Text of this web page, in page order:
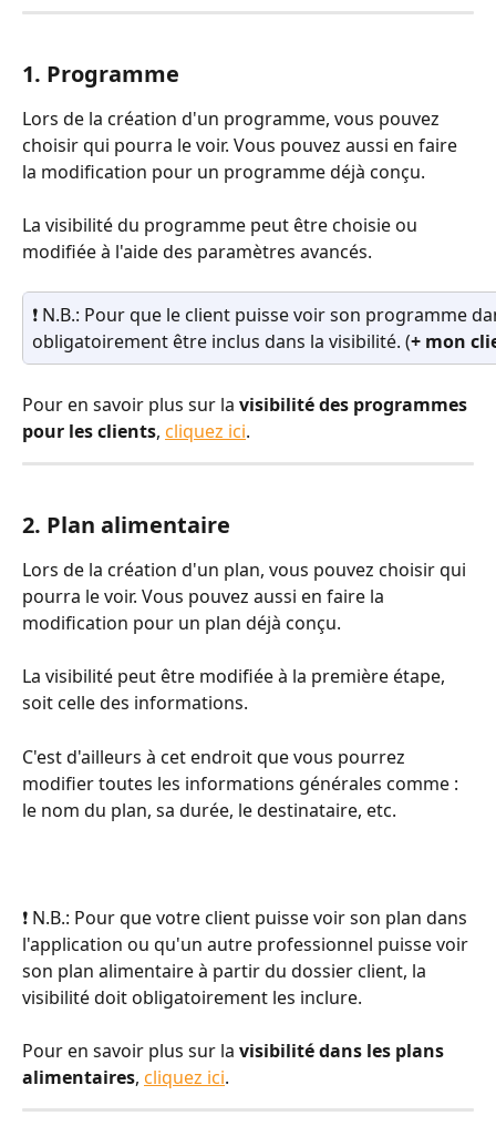
1. Programme
Lors de la création d'un programme, vous pouvez
choisir qui pourra le voir. Vous pouvez aussi en faire
la modification pour un programme déjà conçu.
La visibilité du programme peut être choisie ou
modifiée à l'aide des paramètres avancés.
❗ N.B.: Pour que le client puisse voir son programme
obligatoirement être inclus dans la visibilité. (+ mon
Pour en savoir plus sur la visibilité des programmes
pour les clients, cliquez ici.
2. Plan alimentaire
Lors de la création d'un plan, vous pouvez choisir qui
pourra le voir. Vous pouvez aussi en faire la
modification pour un plan déjà conçu.
La visibilité peut être modifiée à la première étape,
soit celle des informations.
C'est d'ailleurs à cet endroit que vous pourrez
modifier toutes les informations générales comme :
le nom du plan, sa durée, le destinataire, etc.
❗ N.B.: Pour que votre client puisse voir son plan dans
l'application ou qu'un autre professionnel puisse voir
son plan alimentaire à partir du dossier client, la
visibilité doit obligatoirement les inclure.
Pour en savoir plus sur la visibilité dans les plans
alimentaires, cliquez ici.